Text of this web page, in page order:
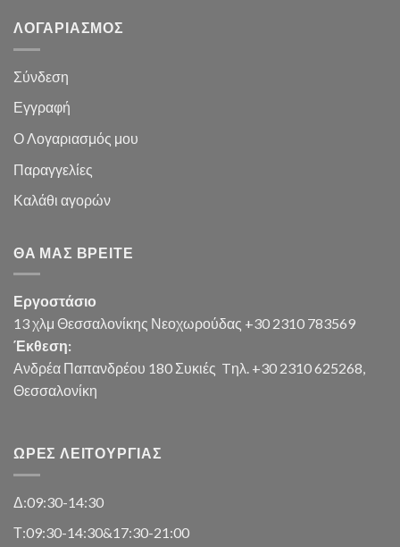
ΛΟΓΑΡΙΑΣΜΌΣ
Σύνδεση
Εγγραφή
Ο Λογαριασμός μου
Παραγγελίες
Καλάθι αγορών
ΘΑ ΜΑΣ ΒΡΕΊΤΕ
Εργοστάσιο
13 χλμ Θεσσαλονίκης Νεοχωρούδας +30 2310 783569
Έκθεση:
Ανδρέα Παπανδρέου 180 Συκιές Tηλ. +30 2310 625268,
Θεσσαλονίκη
ΏΡΕΣ ΛΕΙΤΟΥΡΓΊΑΣ
Δ:09:30-14:30
Τ:09:30-14:30&17:30-21:00